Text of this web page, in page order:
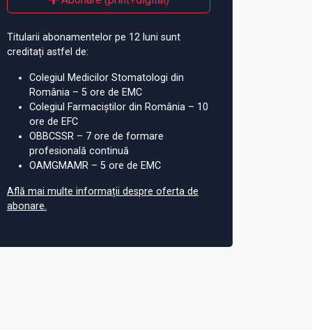
Titularii abonamentelor pe 12 luni sunt
creditați astfel de:
Colegiul Medicilor Stomatologi din
România – 5 ore de EMC
Colegiul Farmaciștilor din România – 10
ore de EFC
OBBCSSR – 7 ore de formare
profesională continuă
OAMGMAMR – 5 ore de EMC
Află mai multe informații despre oferta de
abonare.